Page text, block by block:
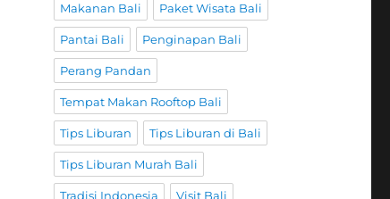
Makanan Bali Paket Wisata Bali
Pantai Bali Penginapan Bali
Perang Pandan
Tempat Makan Rooftop Bali
Tips Liburan Tips Liburan di Bali
Tips Liburan Murah Bali
Tradisi Indonesia Visit Bali